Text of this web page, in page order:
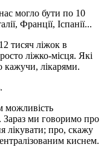
могло бути по 10
Франції, Іспанії...
тисяч ліжок в
ліжко-місця. Які
кажучи, лікарями.
можливість
Зараз ми говоримо про
лікувати; про, скажу
киснем.